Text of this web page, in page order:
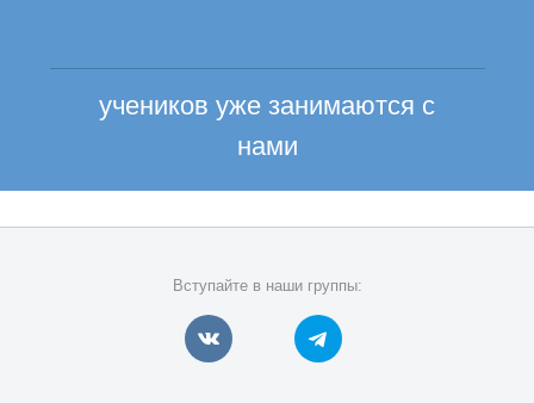
учеников уже занимаются с
нами
Вступайте в наши группы: